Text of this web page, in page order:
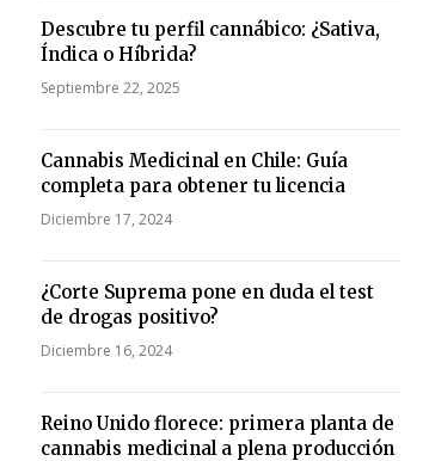
Descubre tu perfil cannábico: ¿Sativa,
Índica o Híbrida?
Septiembre 22, 2025
Cannabis Medicinal en Chile: Guía
completa para obtener tu licencia
Diciembre 17, 2024
¿Corte Suprema pone en duda el test
de drogas positivo?
Diciembre 16, 2024
Reino Unido florece: primera planta de
cannabis medicinal a plena producción